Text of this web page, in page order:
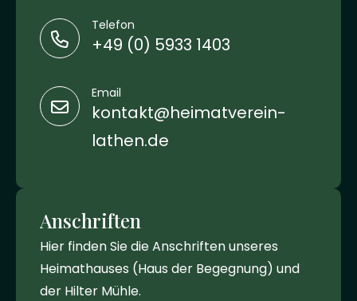
Telefon
+49 (0) 5933 1403
Email
kontakt@heimatverein-
lathen.de
Anschriften
Hier finden Sie die Anschriften unseres
Heimathauses (Haus der Begegnung) und
der Hilter Mühle.